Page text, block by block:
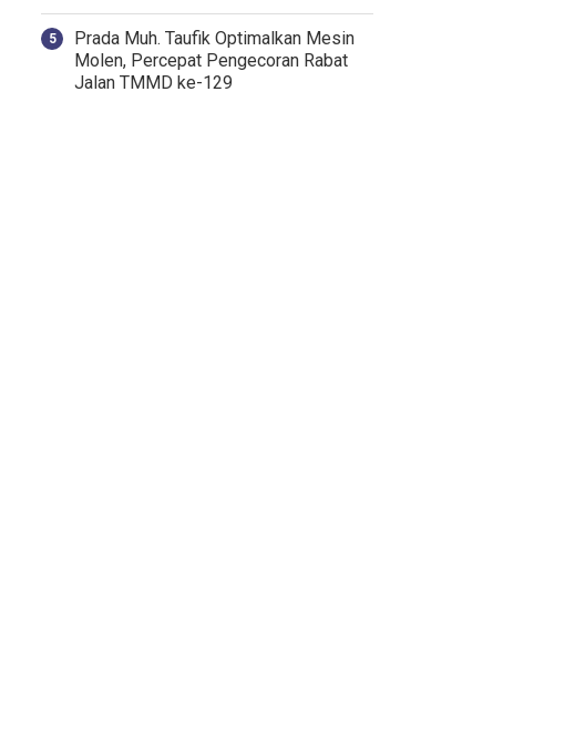
Prada Muh. Taufik Optimalkan Mesin
Molen, Percepat Pengecoran Rabat
Jalan TMMD ke-129